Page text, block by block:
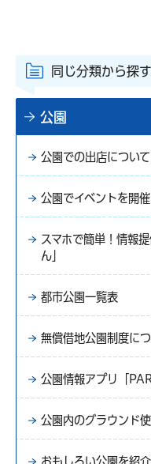
同じ分類から探す
公園
公園での出店について
公園でイベントを開
スマホで簡単！情報
ん」
都市公園一覧表
無償借地公園制度に
公園情報アプリ「
公園内のグラウンド
おもしろい公園を紹